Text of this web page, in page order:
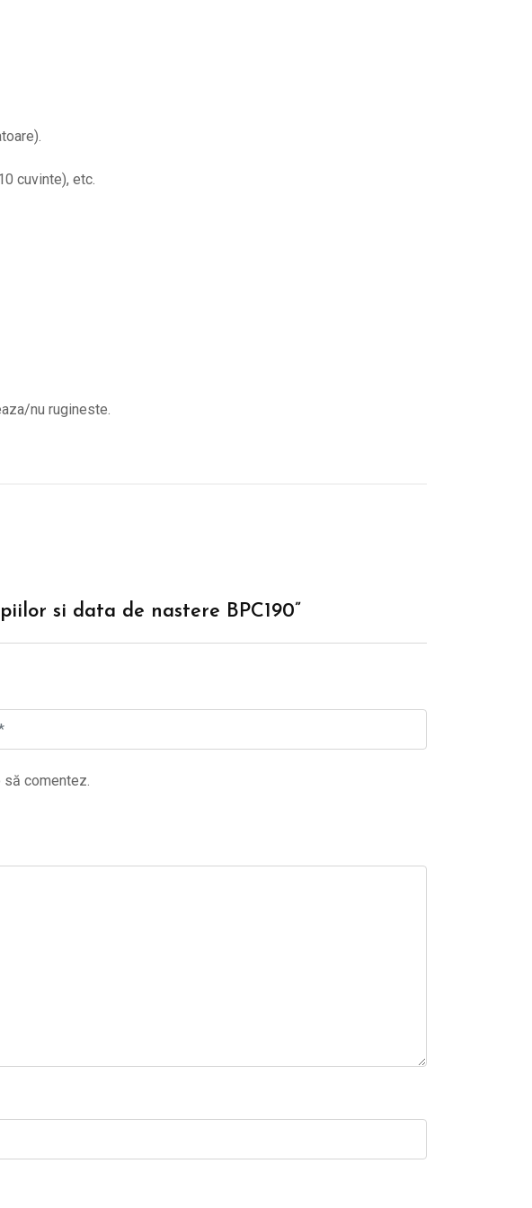
cuvinte), etc.
nu rugineste.
si data de nastere BPC190”
să comentez.